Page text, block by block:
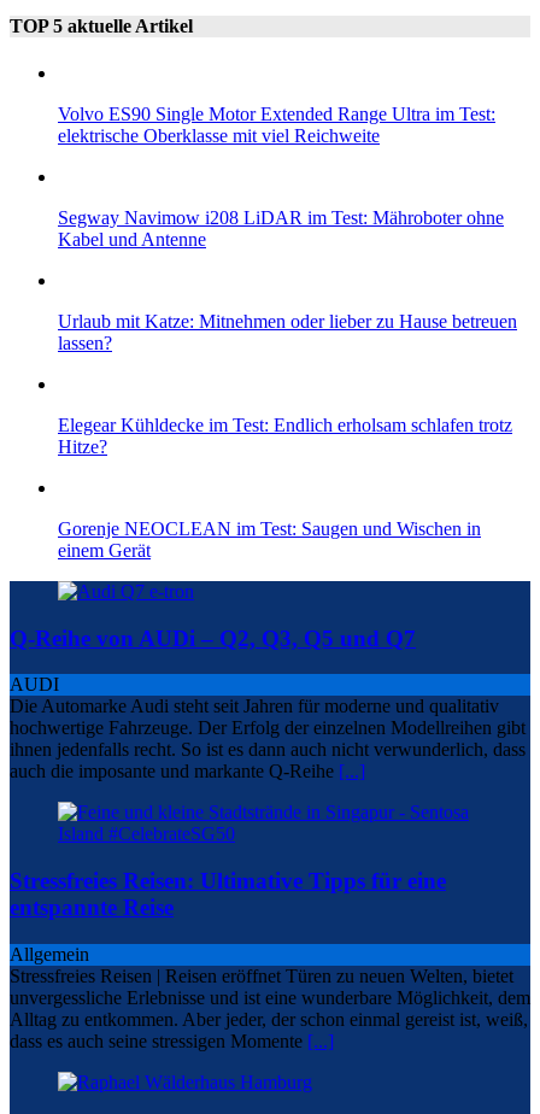
TOP 5 aktuelle Artikel
Volvo ES90 Single Motor Extended Range Ultra im Test:
elektrische Oberklasse mit viel Reichweite
Segway Navimow i208 LiDAR im Test: Mähroboter ohne
Kabel und Antenne
Urlaub mit Katze: Mitnehmen oder lieber zu Hause betreuen
lassen?
Elegear Kühldecke im Test: Endlich erholsam schlafen trotz
Hitze?
Gorenje NEOCLEAN im Test: Saugen und Wischen in
einem Gerät
Q-Reihe von AUDi – Q2, Q3, Q5 und Q7
AUDI
Die Automarke Audi steht seit Jahren für moderne und qualitativ
hochwertige Fahrzeuge. Der Erfolg der einzelnen Modellreihen gibt
ihnen jedenfalls recht. So ist es dann auch nicht verwunderlich, dass
auch die imposante und markante Q-Reihe [...]
Stressfreies Reisen: Ultimative Tipps für eine
entspannte Reise
Allgemein
Stressfreies Reisen | Reisen eröffnet Türen zu neuen Welten, bietet
unvergessliche Erlebnisse und ist eine wunderbare Möglichkeit, dem
Alltag zu entkommen. Aber jeder, der schon einmal gereist ist, weiß,
dass es auch seine stressigen Momente [...]